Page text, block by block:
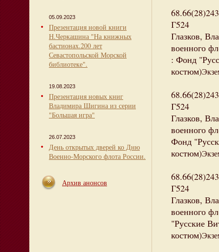
05.09.2023
Презентация новой книги
Н.Черкашина "На книжных
бастионах.200 лет
Севастопольской Морской
библиотеке".
19.08.2023
Презентация новых книг
Владимира Шигина из серии
"Большая игра"
26.07.2023
День открытых дверей ко Дню
Военно-Морского флота России.
Архив анонсов
Г524
Глазков,
военного
: Фонд
костюм)
Г524
Глазков,
военного
Фонд
костюм)
Г524
Глазков,
военного
"Русские
костюм)